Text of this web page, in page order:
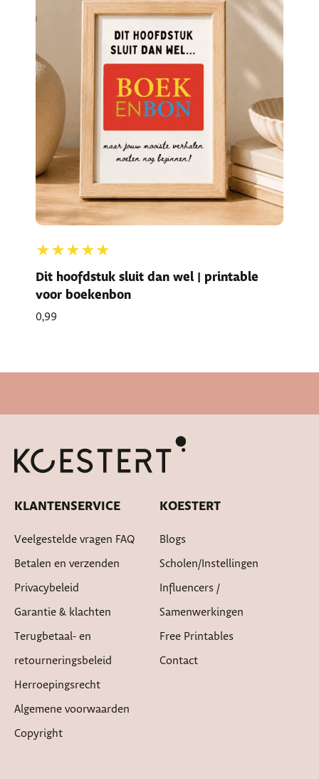
★★★★★
Dit hoofdstuk sluit dan wel | printable
voor boekenbon
0,99
KLANTENSERVICE
Veelgestelde vragen FAQ
Betalen en verzenden
Privacybeleid
Garantie & klachten
Terugbetaal- en
retourneringsbeleid
Herroepingsrecht
Algemene voorwaarden
Copyright
KOESTERT
Blogs
Scholen/instellingen
Influencers /
Samenwerkingen
Free Printables
Contact